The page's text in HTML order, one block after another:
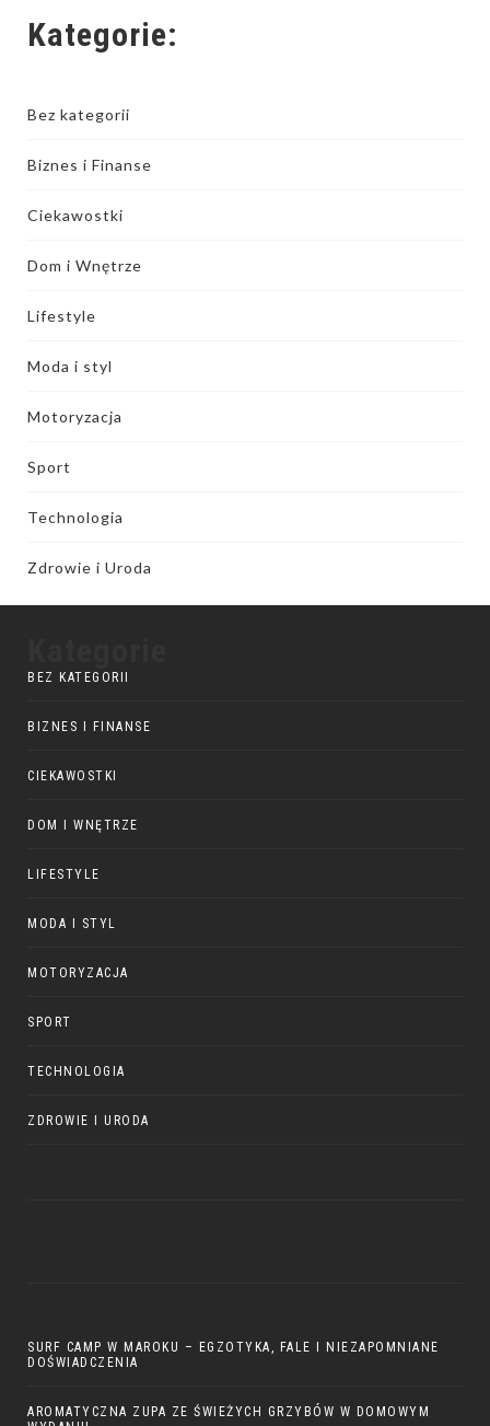
Kategorie:
Bez kategorii
Biznes i Finanse
Ciekawostki
Dom i Wnętrze
Lifestyle
Moda i styl
Motoryzacja
Sport
Technologia
Zdrowie i Uroda
BEZ KATEGORII
BIZNES I FINANSE
CIEKAWOSTKI
DOM I WNĘTRZE
LIFESTYLE
MODA I STYL
MOTORYZACJA
SPORT
TECHNOLOGIA
ZDROWIE I URODA
SURF CAMP W MAROKU – EGZOTYKA, FALE I NIEZAPOMNIANE
DOŚWIADCZENIA
AROMATYCZNA ZUPA ZE ŚWIEŻYCH GRZYBÓW W DOMOWYM